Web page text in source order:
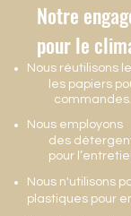
Notre
pour le
Nous réutilisons
les papiers
commandes.
Nous employons
des
pour
Nous n'utilisons
plastiques pour